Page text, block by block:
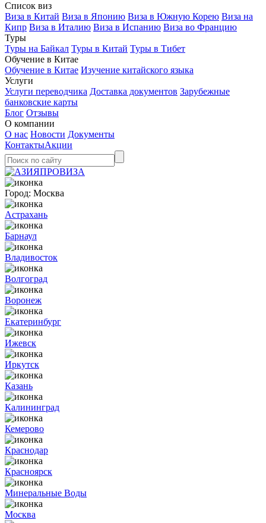
Список виз
Виза в Китай Виза в Японию Виза в Южную Корею Виза на
Кипр Виза в Италию Виза в Испанию Виза во Францию
Туры
Туры на Байкал Туры в Китай Туры в Тибет
Обучение в Китае
Обучение в Китае Изучение китайского языка
Услуги
Услуги переводчика Доставка документов Зарубежные
банковские карты
Блог Отзывы
О компании
О нас Новости Документы
КонтактыАкции
Город: Москва
Астрахань
Барнаул
Владивосток
Волгоград
Воронеж
Екатеринбург
Ижевск
Иркутск
Казань
Калининград
Кемерово
Краснодар
Красноярск
Минеральные Воды
Москва